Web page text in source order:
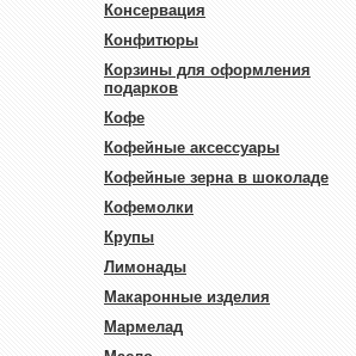
Консервация
Конфитюры
Корзины для оформления
подарков
Кофе
Кофейные аксессуары
Кофейные зерна в шоколаде
Кофемолки
Крупы
Лимонады
Макаронные изделия
Мармелад